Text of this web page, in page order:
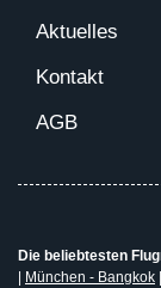
Aktuelles
Kontakt
AGB
Die beliebtesten
München - Bangkok